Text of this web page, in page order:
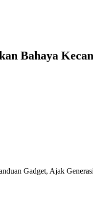
Bahaya
Gadget, Ajak